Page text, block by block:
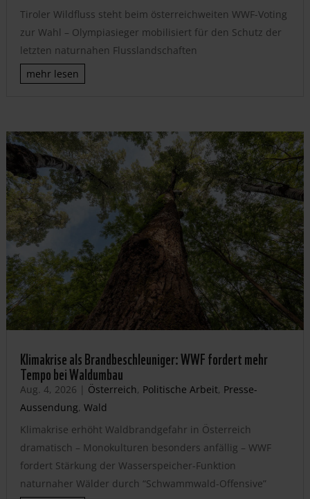
Tiroler Wildfluss steht beim österreichweiten WWF-Voting
zur Wahl – Olympiasieger mobilisiert für den Schutz der
letzten naturnahen Flusslandschaften
mehr lesen
Klimakrise als Brandbeschleuniger: WWF fordert mehr
Tempo bei Waldumbau
Aug. 4, 2026 | Österreich, Politische Arbeit, Presse-
Aussendung, Wald
Klimakrise erhöht Waldbrandgefahr in Österreich
dramatisch – Monokulturen besonders anfällig – WWF
fordert Stärkung der Wasserspeicher-Funktion
naturnaher Wälder durch “Schwammwald-Offensive”